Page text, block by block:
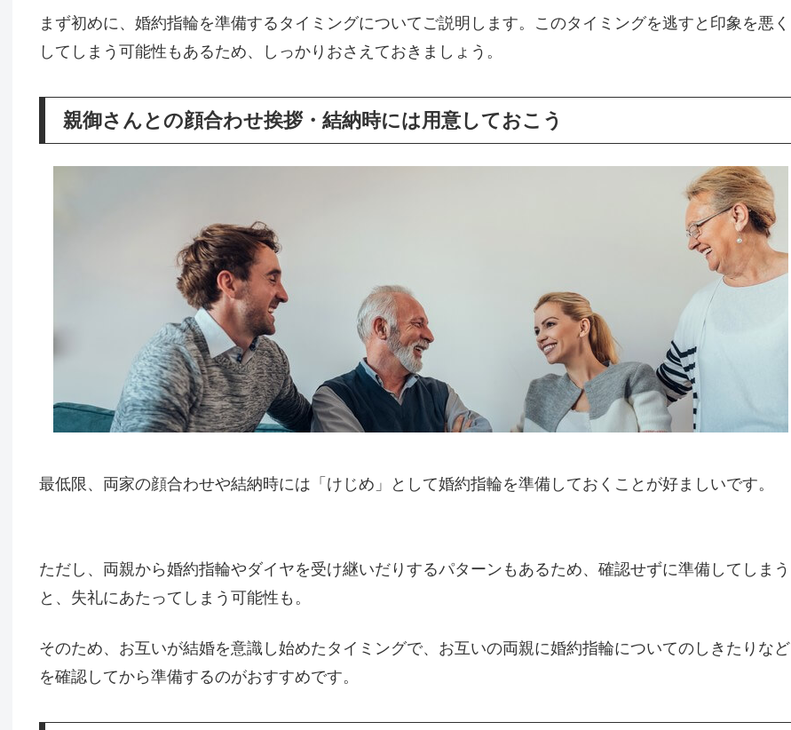
まず初めに、婚約指輪を準備するタイミングについてご説明します。このタイミングを逃すと印象を悪く
してしまう可能性もあるため、しっかりおさえておきましょう。
親御さんとの顔合わせ挨拶・結納時には用意しておこう
最低限、両家の顔合わせや結納時には「けじめ」として婚約指輪を準備しておくことが好ましいです。
ただし、両親から婚約指輪やダイヤを受け継いだりするパターンもあるため、確認せずに準備してしまう
と、失礼にあたってしまう可能性も。
そのため、お互いが結婚を意識し始めたタイミングで、お互いの両親に婚約指輪についてのしきたりなど
を確認してから準備するのがおすすめです。